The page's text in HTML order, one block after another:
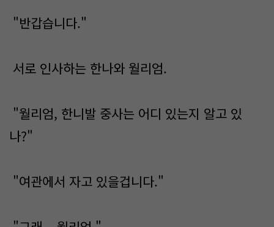
"반갑습니다."
서로 인사하는 한나와 월리엄.
"월리엄, 한니발 중사는 어디 있는지 알고 있
나?"
"여관에서 자고 있을겁니다."